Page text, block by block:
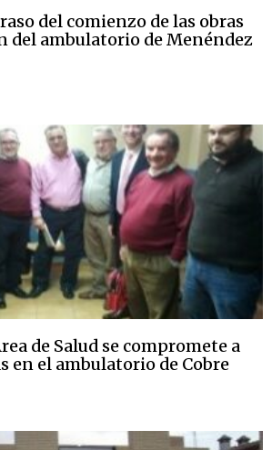
del comienzo de las obras
del ambulatorio de Menéndez
de Salud se compromete a
en el ambulatorio de Cobre